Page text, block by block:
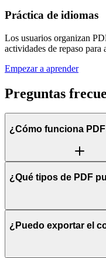
Práctica de idiomas
Los usuarios organizan
actividades de repaso
Empezar a aprender
Preguntas
¿Cómo funciona
¿Qué tipos de PDF
¿Puedo exportar el